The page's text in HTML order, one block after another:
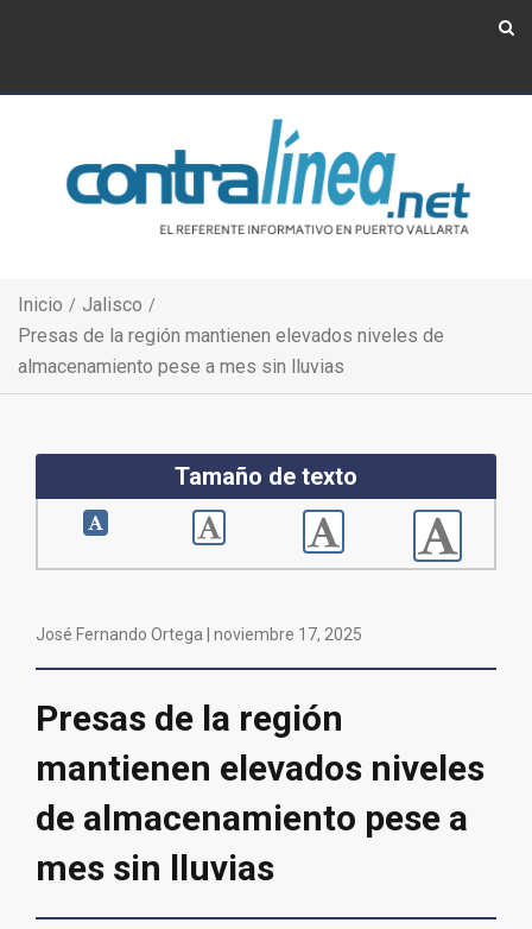
Inicio
Jalisco
Presas de la región mantienen elevados niveles de
almacenamiento pese a mes sin lluvias
Tamaño de texto
José Fernando Ortega | noviembre 17, 2025
Presas de la región
mantienen elevados niveles
de almacenamiento pese a
mes sin lluvias